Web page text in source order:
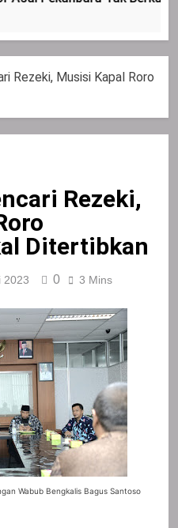
Nasional
Tepat
Rezeki, Musisi Kapal Roro
Rezeki,
Ditertibkan
2023 0 3 Mins
Wabub Bengkalis Bagus Santoso